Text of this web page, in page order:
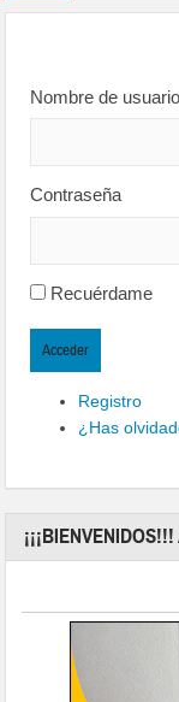
Nombre de usuario
Contraseña
Recuérdame
Acceder
Registro
¿Has